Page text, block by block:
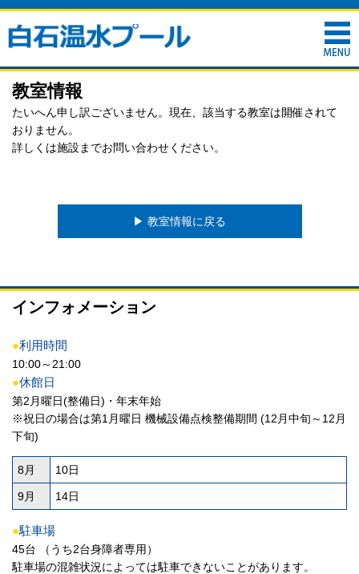
教室情報
たいへん申し訳ございません。現在、該当する教室は開催されて
おりません。
詳しくは施設までお問い合わせください。
▶︎ 教室情報に戻る
インフォメーション
●利用時間
10:00～21:00
●休館日
第2月曜日(整備日)・年末年始
※祝日の場合は第1月曜日 機械設備点検整備期間 (12月中旬～12月
下旬)
8月 10日
9月 14日
●駐車場
45台 （うち2台身障者専用）
駐車場の混雑状況によっては駐車できないことがあります。